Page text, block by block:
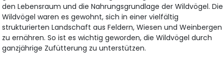
den Lebensraum und die Nahrungsgrundlage der Wildvögel. Die
Wildvögel waren es gewohnt, sich in einer vielfältig
strukturierten Landschaft aus Feldern, Wiesen und Weinbergen
zu ernähren. So ist es wichtig geworden, die Wildvögel durch
ganzjährige Zufütterung zu unterstützen.